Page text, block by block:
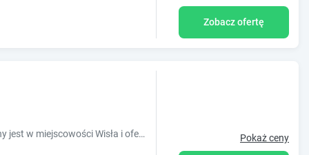
Zobacz ofertę
Obiekt 1950wisla Dom w górach położony jest w miejscowości Wisła i oferuje bezpłatne rowery, ogród oraz wspólny salon. Na miejscu zapewniono t Pokaż ceny